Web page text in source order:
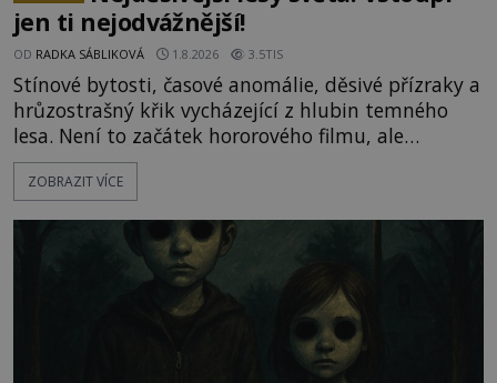
jen ti nejodvážnější!
OD RADKA SÁBLIKOVÁ 1.8.2026 3.5TIS
Stínové bytosti, časové anomálie, děsivé přízraky a
hrůzostrašný křik vycházející z hlubin temného
lesa. Není to začátek hororového filmu, ale
události, které popisují návštěvníci lesů, které jsou
označovány jako nejděsivější na světě. Lidé bydlící
vyhýbají! Už jste o těchto lesích slyšeli? A odvážili
byste se je navštívit? [gallery ids="17
ZOBRAZIT VÍCE